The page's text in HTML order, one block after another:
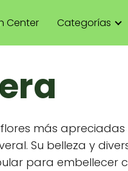
Center Categorías
más
Su belleza y
para embellecer